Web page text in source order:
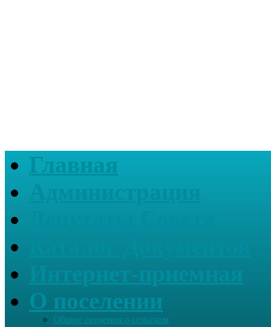
Главная
О поселении
Общие сведения о сельском